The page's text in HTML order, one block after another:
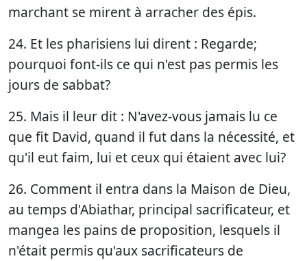
marchant se mirent à arracher des épis.
24. Et les pharisiens lui dirent : Regarde;
pourquoi font-ils ce qui n'est pas permis les
jours de sabbat?
25. Mais il leur dit : N'avez-vous jamais lu ce
que fit David, quand il fut dans la nécessité, et
qu'il eut faim, lui et ceux qui étaient avec lui?
26. Comment il entra dans la Maison de Dieu,
au temps d'Abiathar, principal sacrificateur, et
mangea les pains de proposition, lesquels il
n'était permis qu'aux sacrificateurs de